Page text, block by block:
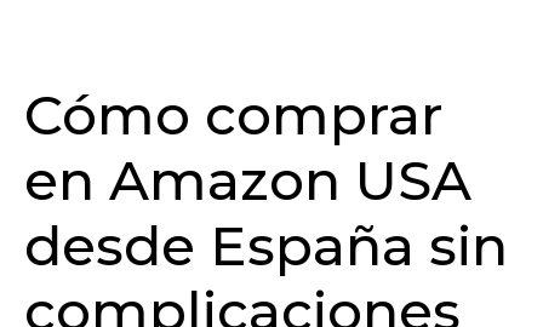
Cómo comprar
en Amazon USA
desde España sin
complicaciones